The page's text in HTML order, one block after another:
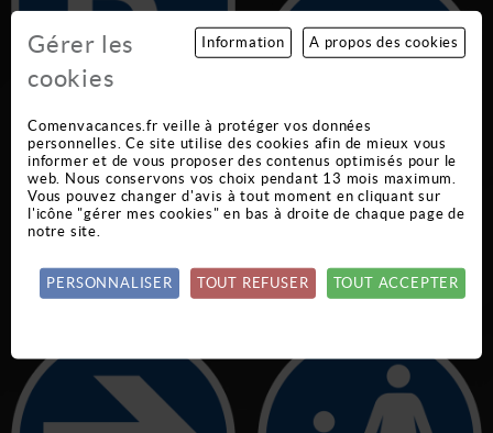
PANNEAU PARKING
OBLIGATOIRE
SEC_50
PANNEAU ROULEZ AU
SEC 52
A propos des cookies
Information
Gérer les
cookies
Comenvacances.fr veille à protéger vos données
personnelles. Ce site utilise des cookies afin de mieux vous
informer et de vous proposer des contenus optimisés pour le
web. Nous conservons vos choix pendant 13 mois maximum.
Vous pouvez changer d'avis à tout moment en cliquant sur
l'icône "gérer mes cookies" en bas à droite de chaque page de
notre site.
TOUT ACCEPTER
TOUT REFUSER
PERSONNALISER